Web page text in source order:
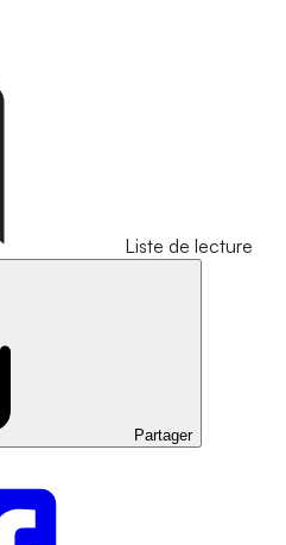
Liste de lecture
Partager